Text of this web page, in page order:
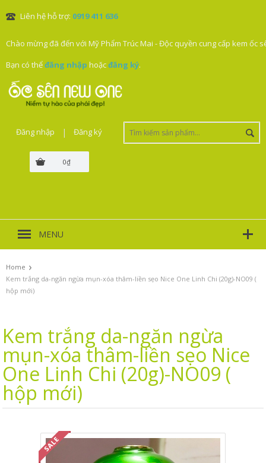
Liên hệ hỗ trợ: 0919 411 636
Chào mừng đã đến với Mỹ Phẩm Trúc Mai - Độc quyền cung cấp kem ốc
Bạn có thểđăng nhập hoặcđăng ký.
0₫
Đăng nhập | Đăng ký
MENU
Home ›
Kem trắng da-ngăn ngừa mụn-xóa thâm-liền sẹo Nice One Linh Chi (20g)-NO09 (
hộp mới)
Kem trắng da-ngăn ngừa
mụn-xóa thâm-liền sẹo Nice
One Linh Chi (20g)-NO09 (
hộp mới)